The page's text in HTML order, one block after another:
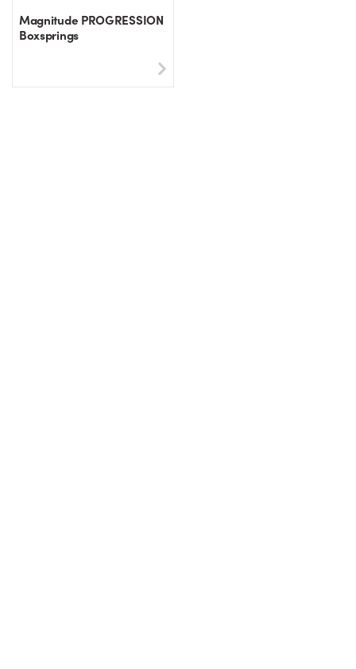
Magnitude PROGRESSION
Boxsprings